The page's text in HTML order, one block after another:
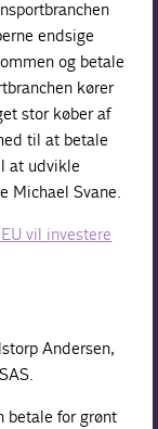
endsige
og betale
kører
stor køber af
til at betale
at udvikle
Michael Svane.
vil investere
Andersen,
betale for grønt